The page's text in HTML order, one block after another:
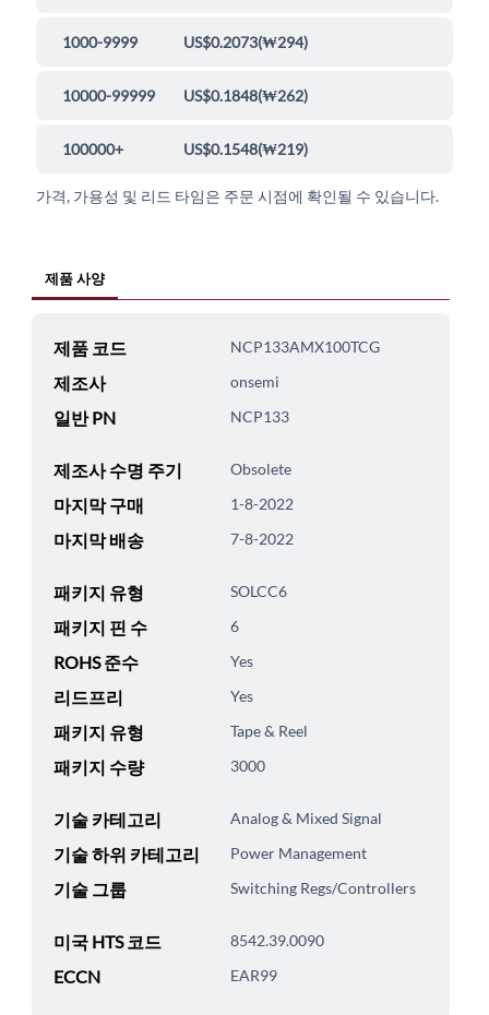
1000-9999 US$0.2073(₩294)
10000-99999 US$0.1848(₩262)
100000+ US$0.1548(₩219)
가격, 가용성 및 리드 타임은 주문 시점에 확인될 수 있습니다.
제품 사양
제품 코드 NCP133AMX100TCG
제조사 onsemi
일반 PN NCP133
제조사 수명 주기 Obsolete
마지막 구매 1-8-2022
마지막 배송 7-8-2022
패키지 유형 SOLCC6
패키지 핀 수 6
ROHS 준수 Yes
리드프리 Yes
패키지 유형 Tape & Reel
패키지 수량 3000
기술 카테고리 Analog & Mixed Signal
기술 하위 카테고리 Power Management
기술 그룹 Switching Regs/Controllers
미국 HTS 코드 8542.39.0090
ECCN EAR99